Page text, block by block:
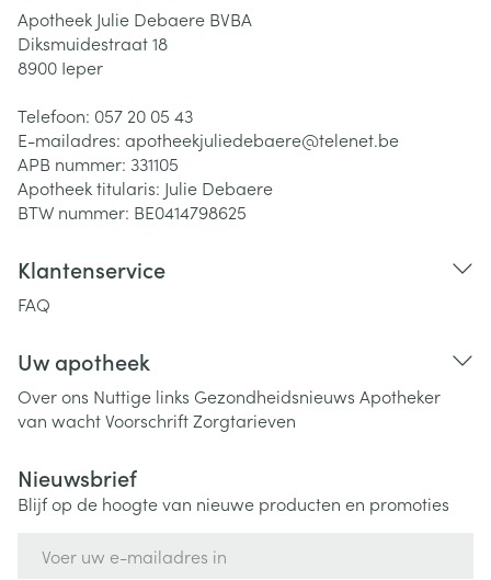
Apotheek Julie Debaere BVBA
Diksmuidestraat 18
8900 Ieper
Telefoon: 057 20 05 43
E-mailadres: apotheekjuliedebaere@telenet.be
APB nummer: 331105
Apotheek titularis: Julie Debaere
BTW nummer: BE0414798625
Klantenservice
FAQ
Uw apotheek
Over ons Nuttige links Gezondheidsnieuws Apotheker
van wachtVoorschriftZorgtarieven
Nieuwsbrief
Blijf op de hoogte van nieuwe producten en promoties